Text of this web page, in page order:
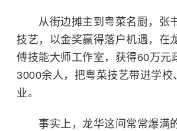
从街边摊主到粤菜名厨，张
技艺，以金奖赢得落户机遇，在
傅技能大师工作室，获得60万元
3000余人，把粤菜技艺带进学校
业。
事实上，龙华这间常常爆满